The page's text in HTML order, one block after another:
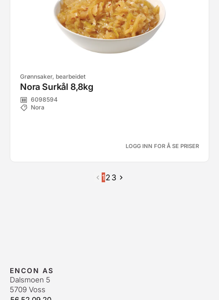
Grønnsaker, bearbeidet
Nora Surkål 8,8kg
6098594
Nora
LOGG INN FOR Å SE PRISER
12 3
ENCON AS
Dalsmoen 5
5709 Voss